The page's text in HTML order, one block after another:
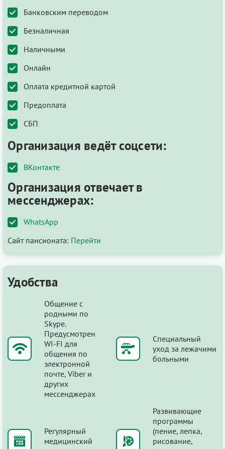
Банковским переводом
Безналичная
Наличными
Онлайн
Оплата кредитной картой
Предоплата
СБП
Организация ведёт соцсети:
ВКонтакте
Организация отвечает в
мессенджерах:
WhatsApp
Сайт пансионата: Перейти
Удобства
Общение с
родными по
Skype.
Предусмотрен
WI-FI для
общения по
электронной
почте, Viber и
других
мессенджерах
Специальный
уход за лежачими
больными
Регулярный
медицинский
Развивающие
программы
(пение, лепка,
рисование,